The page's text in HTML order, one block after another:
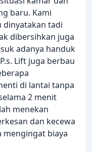
baru. Kami
dinyatakan tadi
dibersihkan juga
adanya handuk
Lift juga berbau
di lantai tanpa
2 menit
menekan
dan kecewa
biaya